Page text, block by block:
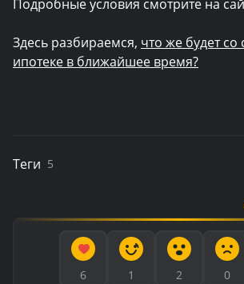
Подробные условия смотрите на
Здесь разбираемся, что же будет со
ипотеке в ближайшее время?
Теги 5
6 1 2 0